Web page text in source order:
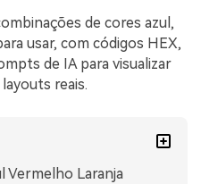
de cores azul,
usar, com códigos HEX,
de IA para visualizar
reais.
Vermelho Laranja